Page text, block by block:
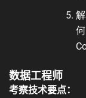
数据工程师
考察技术要点：